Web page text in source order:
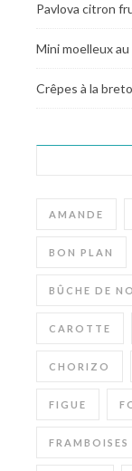
Pavlova citron
Mini moelleux
Crêpes à la
AMANDE
BON PLAN
BÛCHE DE
CAROTTE
CHORIZO
FIGUE
FRAMBOISES